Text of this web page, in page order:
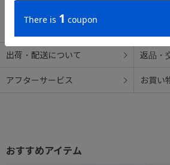
● オリジナルチャーム
さりげなく揺れるブランドマークのチャー
【外装ポケット】
【内装ポケット】
出荷・配送について 返品・
アフターサービス お買い